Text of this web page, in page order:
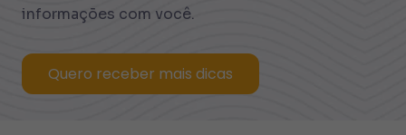
informações com você.
Quero receber mais dicas